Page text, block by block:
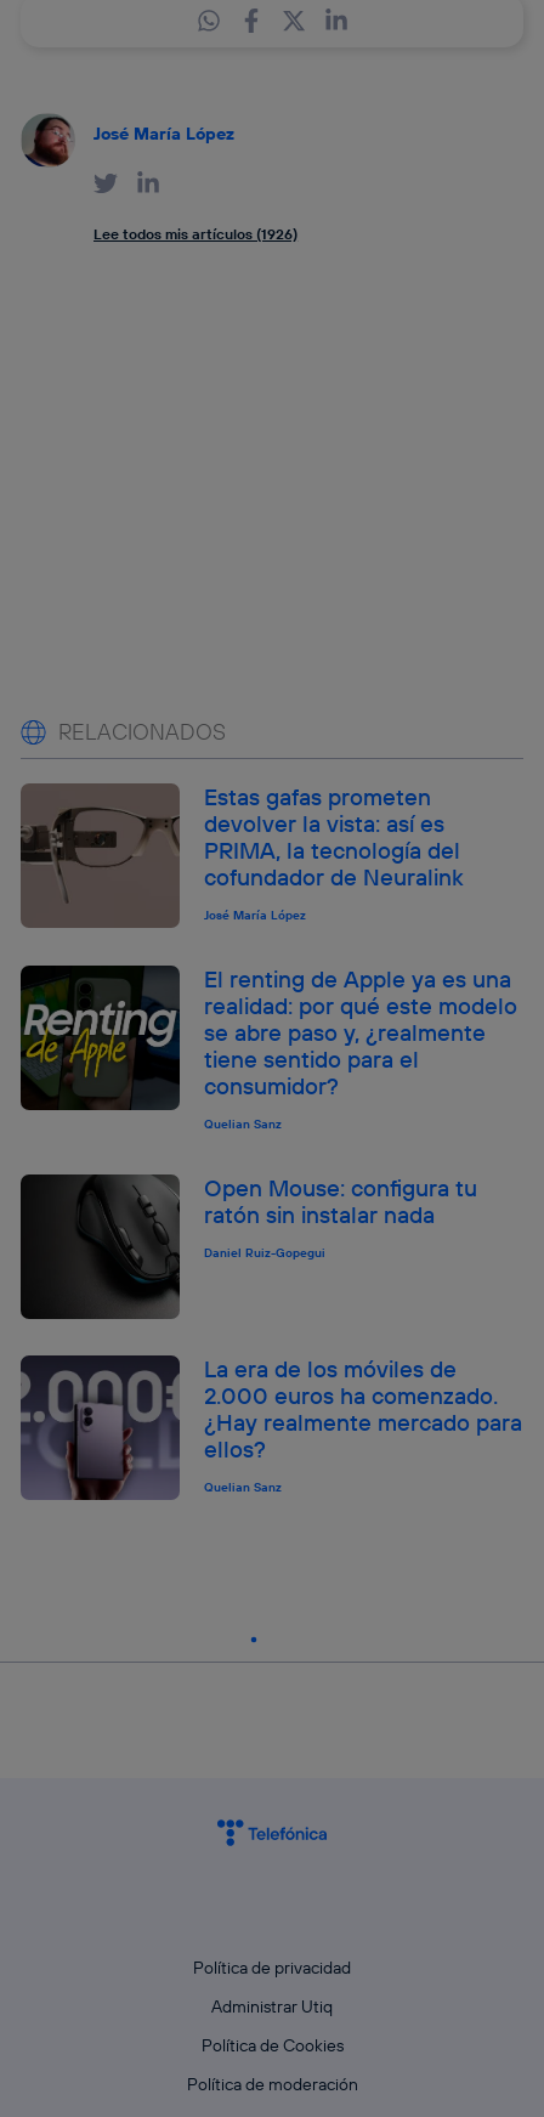
José María López
Lee todos mis artículos (1926)
RELACIONADOS
Estas gafas prometen
devolver la vista: así es
PRIMA, la tecnología del
cofundador de Neuralink
José María López
El renting de Apple ya es una
realidad: por qué este modelo
se abre paso y, ¿realmente
tiene sentido para el
consumidor?
Quelian Sanz
Open Mouse: configura tu
ratón sin instalar nada
Daniel Ruiz-Gopegui
La era de los móviles de
2.000 euros ha comenzado.
¿Hay realmente mercado para
ellos?
Quelian Sanz
Política de privacidad
Administrar Utiq
Política de Cookies
Política de moderación